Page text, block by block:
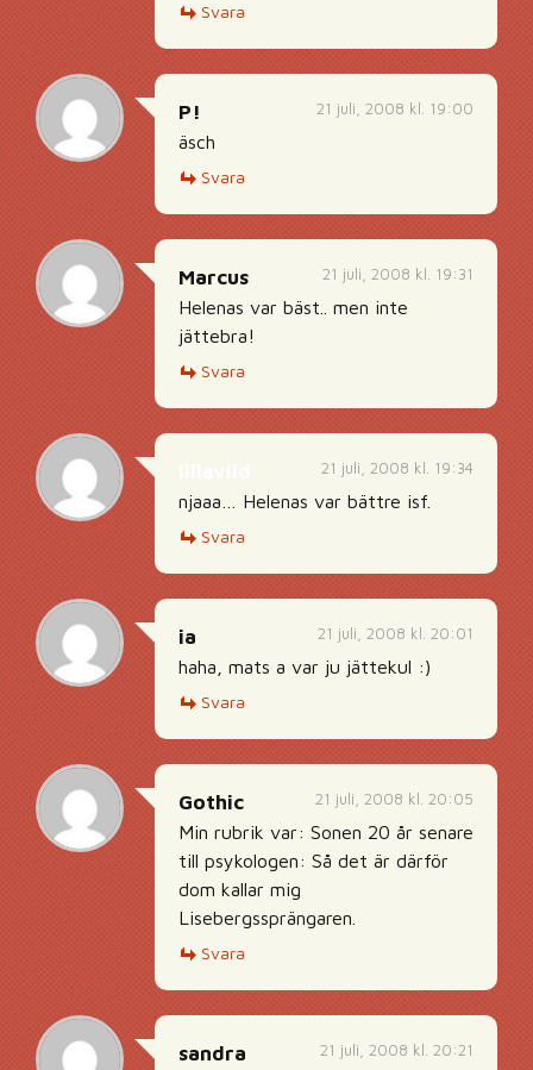
Svara
21 juli, 2008 kl. 19:00
P!
äsch
Svara
21 juli, 2008 kl. 19:31
Marcus
Helenas var bäst.. men inte
jättebra!
Svara
21 juli, 2008 kl. 19:34
njaaa… Helenas var bättre isf.
Svara
21 juli, 2008 kl. 20:01
ia
haha, mats a var ju jättekul :)
Svara
21 juli, 2008 kl. 20:05
Gothic
Min rubrik var: Sonen 20 år senare
till psykologen: Så det är därför
dom kallar mig
Lisebergssprängaren.
Svara
21 juli, 2008 kl. 20:21
sandra